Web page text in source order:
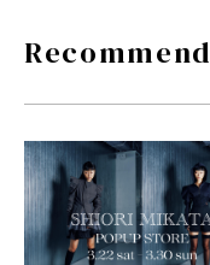
Recommend